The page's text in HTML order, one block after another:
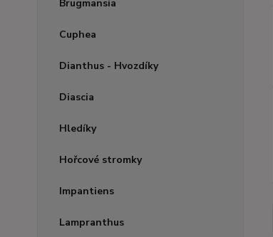
Brugmansia
Cuphea
Dianthus - Hvozdíky
Diascia
Hledíky
Hořcové stromky
Impantiens
Lampranthus